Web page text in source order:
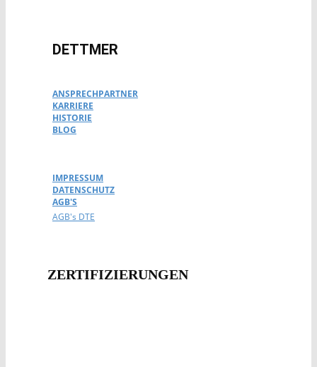
DETTMER
ANSPRECHPARTNER
KARRIERE
HISTORIE
BLOG
IMPRESSUM
DATENSCHUTZ
AGB'S
AGB's DTE
ZERTIFIZIERUNG​EN